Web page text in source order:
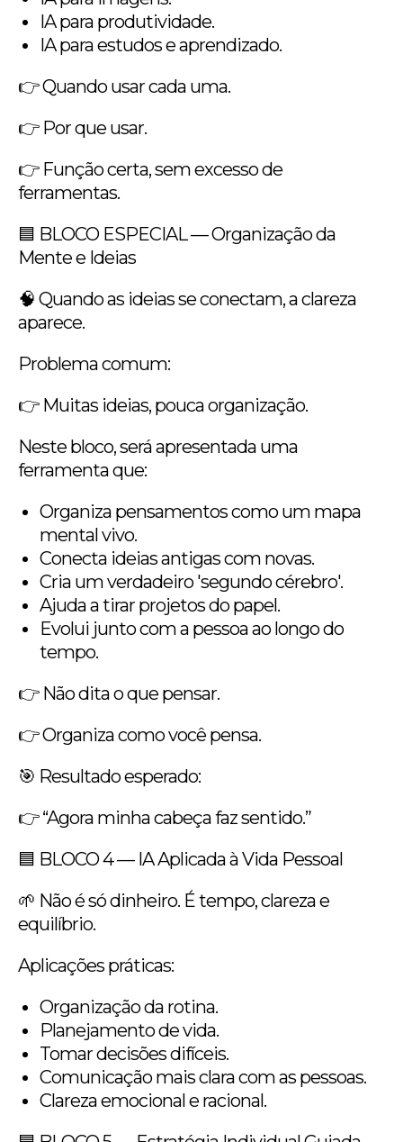
IA para produtividade.
IA para estudos e aprendizado.
👉 Quando usar cada uma.
👉 Por que usar.
👉 Função certa, sem excesso de
ferramentas.
🟦 BLOCO ESPECIAL — Organização da
Mente e Ideias
🧠 Quando as ideias se conectam, a clareza
aparece.
Problema comum:
👉 Muitas ideias, pouca organização.
Neste bloco, será apresentada uma
ferramenta que:
Organiza pensamentos como um mapa
mental vivo.
Conecta ideias antigas com novas.
Cria um verdadeiro 'segundo cérebro'.
Ajuda a tirar projetos do papel.
Evolui junto com a pessoa ao longo do
tempo.
👉 Não dita o que pensar.
👉 Organiza como você pensa.
🎯 Resultado esperado:
👉 “Agora minha cabeça faz sentido.”
🟦 BLOCO 4 — IA Aplicada à Vida Pessoal
🌱 Não é só dinheiro. É tempo, clareza e
equilíbrio.
Aplicações práticas:
Organização da rotina.
Planejamento de vida.
Tomar decisões difíceis.
Comunicação mais clara com as pessoas.
Clareza emocional e racional.